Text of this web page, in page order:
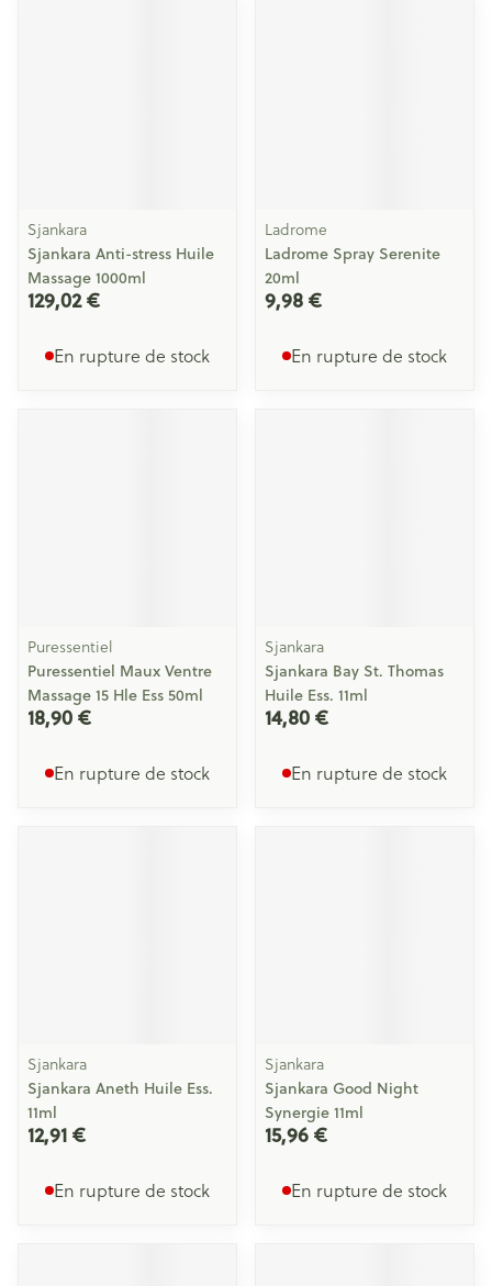
Sjankara
Sjankara Anti-stress Huile
Massage 1000ml
129,02 €
En rupture de stock
Ladrome
Ladrome Spray Serenite
20ml
9,98 €
En rupture de stock
Puressentiel
Puressentiel Maux Ventre
Massage 15 Hle Ess 50ml
18,90 €
En rupture de stock
Sjankara
Sjankara Bay St. Thomas
Huile Ess. 11ml
14,80 €
En rupture de stock
Sjankara
Sjankara Aneth Huile Ess.
11ml
12,91 €
En rupture de stock
Sjankara
Sjankara Good Night
Synergie 11ml
15,96 €
En rupture de stock